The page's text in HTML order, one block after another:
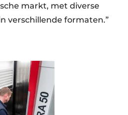
markt, met diverse
verschillende formaten.”